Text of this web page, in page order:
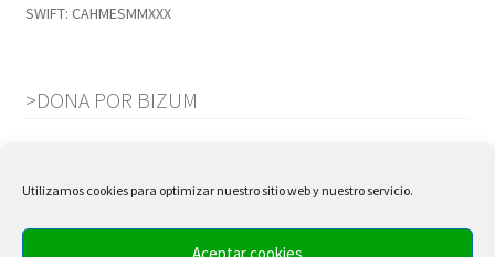
Utilizamos cookies para optimizar nuestro sitio web y nuestro servicio.
Aceptar cookies
SWIFT: CAHMESMMXXX
>DONA POR BIZUM
TIENDA LA CUADRI